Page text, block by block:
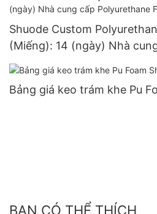
Shuode Custom
(Miếng): 14 (ngày) Nhà
Foam tùy chỉnh
Bảng giá keo trám khe Pu
BẠN CÓ THỂ THÍCH